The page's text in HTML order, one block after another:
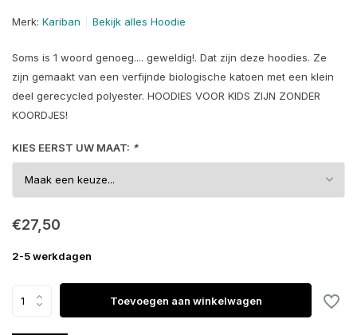
Merk: Kariban Bekijk alles Hoodie
Soms is 1 woord genoeg.... geweldig!. Dat zijn deze hoodies. Ze
zijn gemaakt van een verfijnde biologische katoen met een klein
deel gerecycled polyester. HOODIES VOOR KIDS ZIJN ZONDER
KOORDJES!
KIES EERST UW MAAT: *
€27,50
2-5 werkdagen
Toevoegen aan winkelwagen